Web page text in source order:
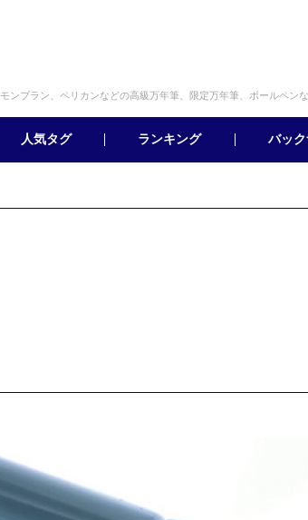
モンブラン、ペリカンなどの高級万年筆、限定万年筆、ボールペン
人気タグ ランキング バッ